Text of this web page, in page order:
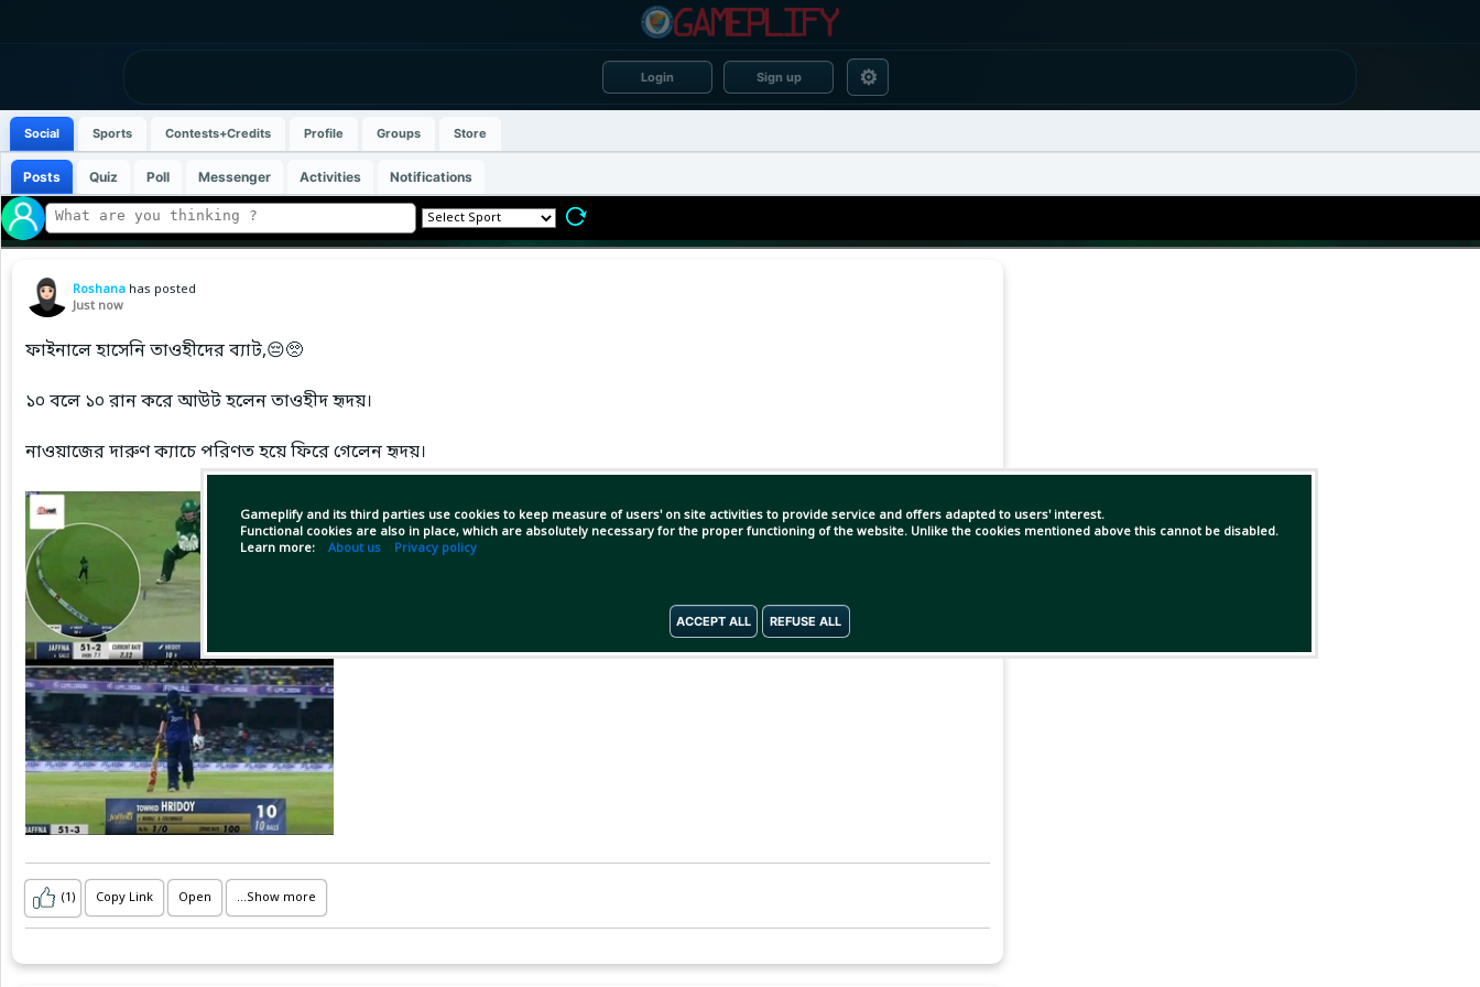
Login Sign up ⚙
Gameplify and its third parties use cookies to keep measure of users' on site activities to provide service and offers adapted to users' interest.
Functional cookies are also in place, which are absolutely necessary for the proper functioning of the website. Unlike the cookies mentioned above this cannot be disabled.
Learn more: About us Privacy policy
ACCEPT ALL REFUSE ALL
Social Sports Contests+Credits Profile Groups Store
Posts Quiz Poll Messenger Activities Notifications
Roshana has posted
Just now
ফাইনালে হাসেনি তাওহীদের ব্যাট,😔🥺
১০ বলে ১০ রান করে আউট হলেন তাওহীদ হৃদয়।
নাওয়াজের দারুণ ক্যাচে পরিণত হয়ে ফিরে গেলেন হৃদয়।
⬇️ এলপিএলে হৃদয়:
ইনিংস: ৫
রান: ১৫১
গড়: ৭৫.৫
স্ট্রাইকরেট: ১৯৮.৬৮
ফাইনালে ইনিংস বড় করতে না পারলেও এই আসর টা হৃদয়ের দুর্
(1) Copy Link Open ...Show more